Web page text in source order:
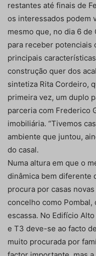
restantes até finais de
os interessados podem
mesmo que, no dia 6
para receber potenciais
principais
construção quer dos
sintetiza Rita Cordeiro,
primeira vez, um duplo
parceria com Frederico
imobiliária. “Tivemos
ambiente que juntou,
do casal.
Numa altura em que o
dinâmica bem diferente
procura por casas
concelho como
escassa. No Edifício
e T3 deve-se ao facto
muito procurada por